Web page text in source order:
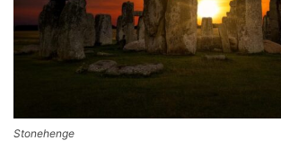
Stonehenge